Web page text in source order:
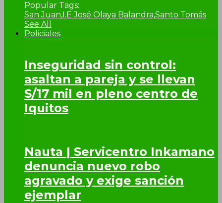
Popular Tags:
San Juan, I.E José Olaya Balandra,Santo Tomás
See All
Policiales
Inseguridad sin control:
asaltan a pareja y se llevan
S/17 mil en pleno centro de
Iquitos
Nauta | Servicentro Inkamano
denuncia nuevo robo
agravado y exige sanción
ejemplar